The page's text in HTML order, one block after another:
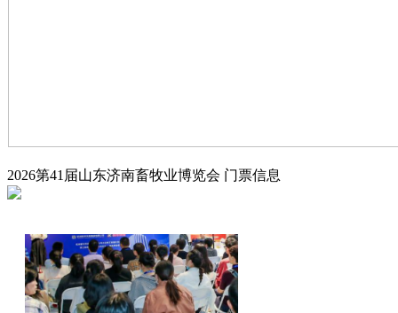
2026第41届山东济南畜牧业博览会 门票信息